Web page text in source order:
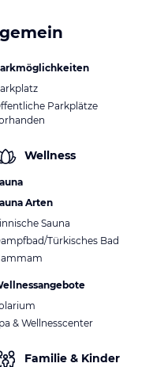
Parkplätze
Wellness
Arten
Sauna
Türkisches Bad
& Wellnesscenter
Familie & Kinder